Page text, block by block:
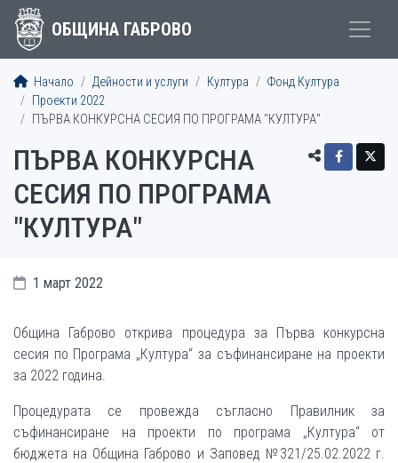
ОБЩИНА ГАБРОВО
Начало Дейности и услуги Култура
Фонд Култура
Проекти 2022
ПЪРВА КОНКУРСНА СЕСИЯ ПО ПРОГРАМА "КУЛТУРА"
ПЪРВА КОНКУРСНА
СЕСИЯ ПО ПРОГРАМА
"КУЛТУРА"
1 март 2022
Община Габрово открива процедура за Първа конкурсна
сесия по Програма „Култура“ за съфинансиране на проекти
за 2022 година.
Процедурата се провежда съгласно Правилник за
съфинансиране на проекти по програма „Култура“ от
бюджета на Община Габрово и Заповед №321/25.02.2022 г.